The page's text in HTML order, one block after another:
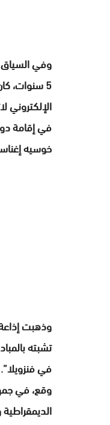
5 سنوات،
في إقامة
خوسيه
وذهبت
تشبته
في
وقع، في